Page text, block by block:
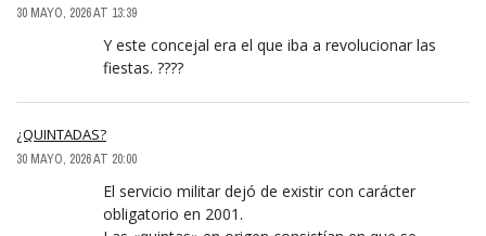
30 MAYO, 2026 AT 13:39
Y este concejal era el que iba a revolucionar las
fiestas. ????
¿QUINTADAS?
30 MAYO, 2026 AT 20:00
El servicio militar dejó de existir con carácter
obligatorio en 2001.